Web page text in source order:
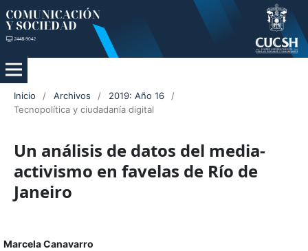
Inicio / Archivos / 2019: Año 16
/
Tecnopolítica y ciudadanía digital
Un análisis de datos del media-
activismo en favelas de Río de
Janeiro
Marcela Canavarro